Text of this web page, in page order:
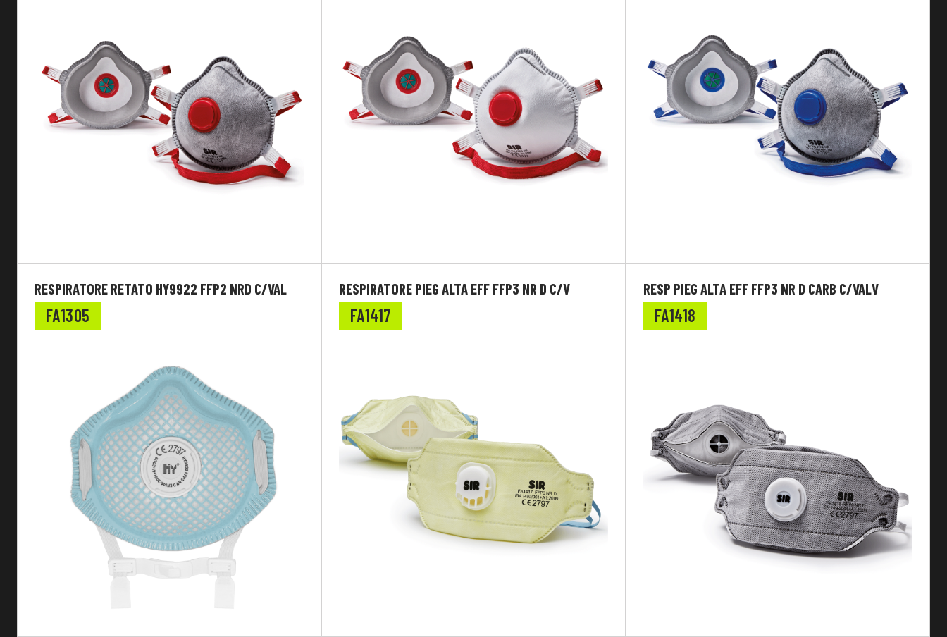
RESPIRATORE RETATO HY9922 FFP2 NRD C/VAL
FA1305
RESPIRATORE PIEG ALTA EFF FFP3 NR D C/V
FA1417
RESP PIEG ALTA EFF FFP3 NR D CARB C/VALV
FA1418